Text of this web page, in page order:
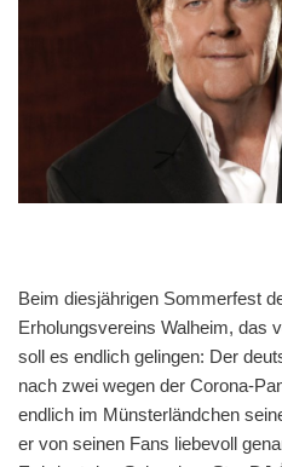
Beim diesjährigen Sommerfest
Erholungsvereins Walheim, das
soll es endlich gelingen: Der
nach zwei wegen der Corona-
endlich im Münsterländchen
er von seinen Fans liebevoll